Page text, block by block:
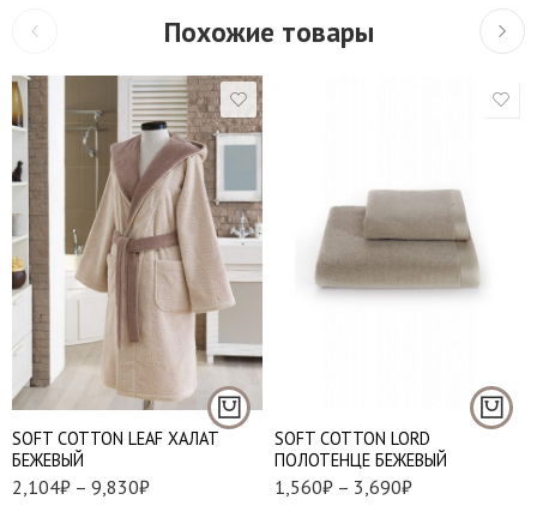
Похожие товары
SOFT COTTON LEAF ХАЛАТ
БЕЖЕВЫЙ
2,104₽ – 9,830₽
S
M
Тапочки 36/38
SOFT СOTTON LORD
ПОЛОТЕНЦЕ БЕЖЕВЫЙ
1,560₽ – 3,690₽